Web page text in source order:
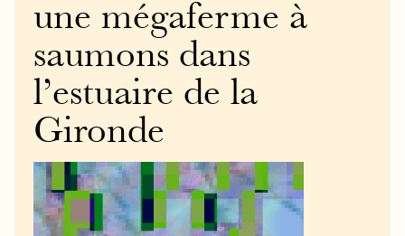
une mégaferme à
saumons dans
l’estuaire de la
Gironde